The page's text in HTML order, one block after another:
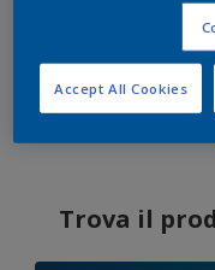
Trova il
Accept All Cookies